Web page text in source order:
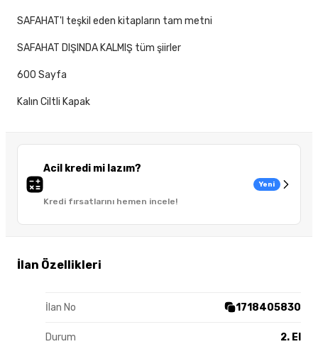
Acil kredi mi lazım?
Kredi fırsatlarını hemen incele!
Yeni
İlan Özellikleri
İlan No 1718405830
Durum 2. El
SAFAHAT'I teşkil eden kitapların tam metni
SAFAHAT DIŞINDA KALMIŞ tüm şiirler
600 Sayfa
Kalın Ciltli Kapak